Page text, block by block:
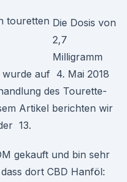
Die Dosis von
2,7
Milligramm
wurde auf 4. Mai 2018
des Tourette-
Artikel berichten wir
13.
gekauft und bin sehr
dort CBD Hanföl: